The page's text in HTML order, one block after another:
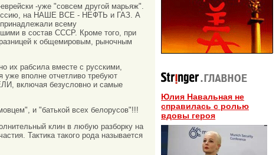
-уже "совсем другой марьяж".
на НАШЕ ВСЕ - НЕФТЬ и ГАЗ. А
всему
в состав СССР. Кроме того, при
к общемировым, рыночным
их рабсила вместе с русскими,
вполне отчетливо требуют
включая безусловно и самые
и "батькой всех белорусов"!!!
клин в любую разборку на
Тактика такого рода называется
Юлия Навальная не
справилась с ролью
вдовы героя